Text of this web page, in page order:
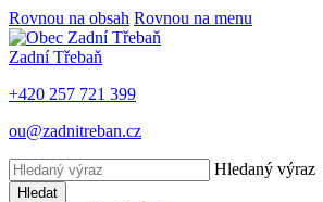
Rovnou na obsah Rovnou na menu
Zadní Třebaň
+420 257 721 399
ou@zadnitreban.cz
Hledaný výraz
Hledat